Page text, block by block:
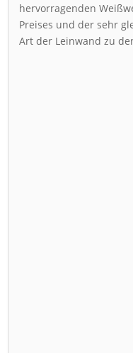
hervorragenden
Preises und der sehr
Art der Leinwand zu